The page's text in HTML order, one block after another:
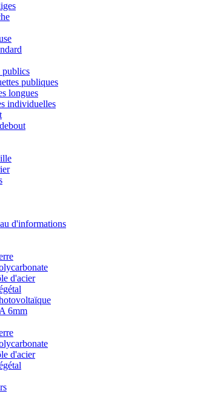
publics
publiques
longues
individuelles
d'informations
d'acier
6mm
d'acier